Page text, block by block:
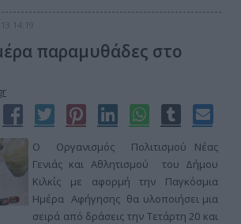
14:19
παραμυθάδες στο
Ο Οργανισμός Πολιτισμού Νέας
Γενιάς και Αθλητισμού του Δήμου
Κιλκίς με αφορμή την Παγκόσμια
Ημέρα Αφήγησης θα υλοποιήσει μια
σειρά από δράσεις την Τετάρτη 20 και